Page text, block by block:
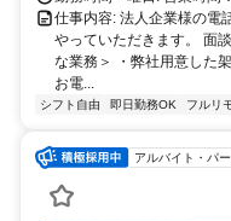
仕事内容: 法人企業様の電
やっていただきます。 面
な業務＞ ・弊社用意した
お電...
シフト自由 即日勤務OK フルリ
アルバイト・パー